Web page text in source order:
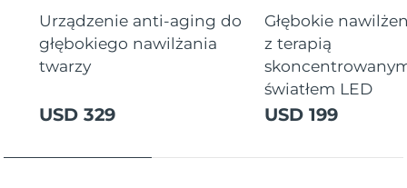
Urządzenie anti-aging do
głębokiego nawilżania
twarzy
USD 329
Głębokie
z terapią
światłem LED
USD 199